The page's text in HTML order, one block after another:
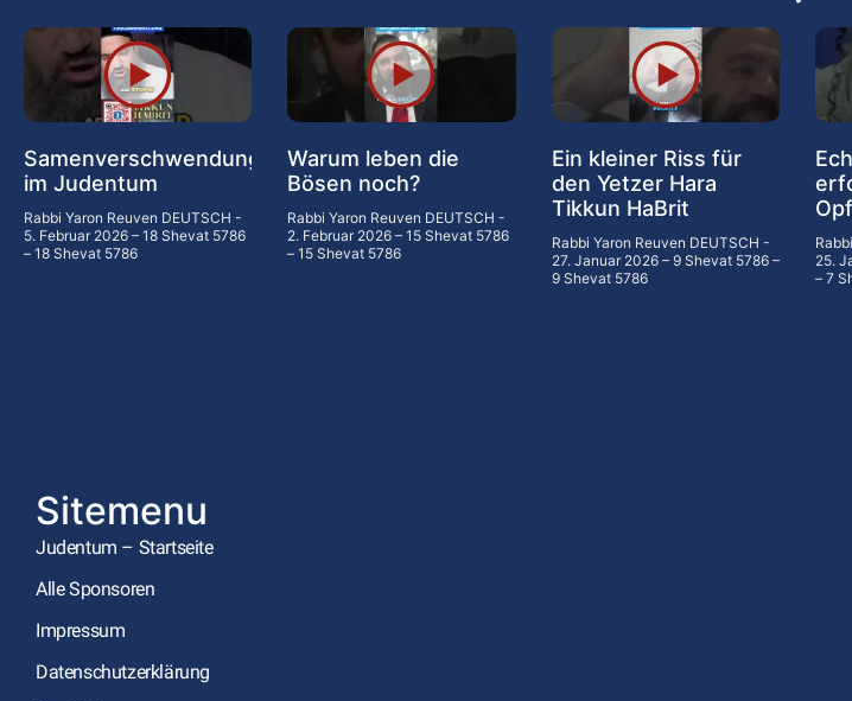
Samenverschwendung
im Judentum
Rabbi Yaron Reuven DEUTSCH
5. Februar 2026 – 18 Shevat 5786
– 18 Shevat 5786
Warum leben die
Bösen noch?
Rabbi Yaron Reuven DEUTSCH
2. Februar 2026 – 15 Shevat 5786
– 15 Shevat 5786
Ein kleiner Riss für
den Yetzer Hara
Tikkun HaBrit
Rabbi Yaron Reuven DEUTSCH
27. Januar 2026 – 9 Shevat 5786 –
9 Shevat 5786
25.
– 7
Sitemenu
Judentum – Startseite
Alle Sponsoren
Impressum
Datenschutzerklärung